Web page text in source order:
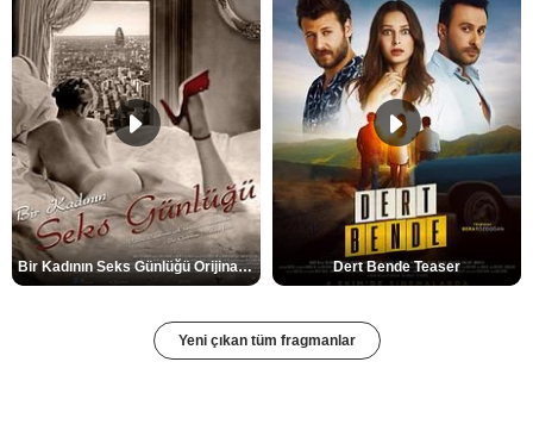
Bir Kadının Seks Günlüğü Orijinal Fragman Dert Bende Teaser
Yeni çıkan tüm fragmanlar